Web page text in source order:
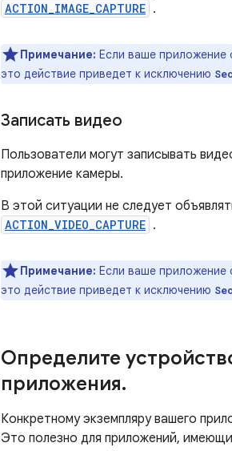
ACTION_IMAGE_CAPTURE .
Примечание: Если ваше приложение
это действие приведет к исключению
Записать видео
Пользователи могут записывать
приложение камеры.
В этой ситуации не следует
ACTION_VIDEO_CAPTURE .
Примечание: Если ваше приложение
это действие приведет к исключению
Определите
приложения.
Конкретному экземпляру вашего
Это полезно для приложений,